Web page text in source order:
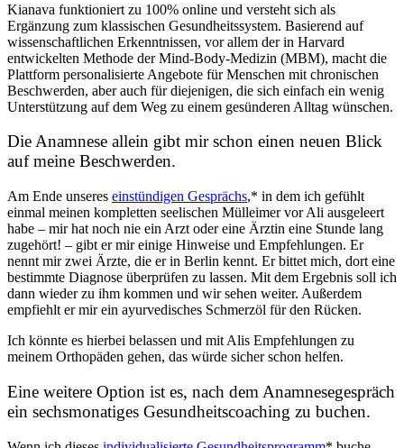
Kianava funktioniert zu 100% online und versteht sich als
Ergänzung zum klassischen Gesundheitssystem. Basierend auf
wissenschaftlichen Erkenntnissen, vor allem der in Harvard
entwickelten Methode der Mind-Body-Medizin (MBM), macht die
Plattform personalisierte Angebote für Menschen mit chronischen
Beschwerden, aber auch für diejenigen, die sich einfach ein wenig
Unterstützung auf dem Weg zu einem gesünderen Alltag wünschen.
Die Anamnese allein gibt mir schon einen neuen Blick
auf meine Beschwerden.
Am Ende unseres einstündigen Gesprächs,* in dem ich gefühlt
einmal meinen kompletten seelischen Mülleimer vor Ali ausgeleert
habe – mir hat noch nie ein Arzt oder eine Ärztin eine Stunde lang
zugehört! – gibt er mir einige Hinweise und Empfehlungen. Er
nennt mir zwei Ärzte, die er in Berlin kennt. Er bittet mich, dort eine
bestimmte Diagnose überprüfen zu lassen. Mit dem Ergebnis soll ich
dann wieder zu ihm kommen und wir sehen weiter. Außerdem
empfiehlt er mir ein ayurvedisches Schmerzöl für den Rücken.
Ich könnte es hierbei belassen und mit Alis Empfehlungen zu
meinem Orthopäden gehen, das würde sicher schon helfen.
Eine weitere Option ist es, nach dem Anamnesegespräch
ein sechsmonatiges Gesundheitscoaching zu buchen.